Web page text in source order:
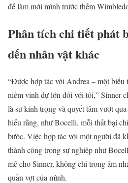
để làm mới mình trước thềm
Phân tích chi tiết phát
đến nhân vật khác
“Được hợp tác với Andrea – một biểu
niềm vinh dự lớn đối với tôi,” Sinner
là sự kính trọng và quyết tâm vượt
hiểu rằng, như Bocelli, mỗi thất bại
bước. Việc hợp tác với một người đã
thành công trong sự nghiệp như
mẽ cho Sinner, không chỉ trong âm
quần vợt của mình.